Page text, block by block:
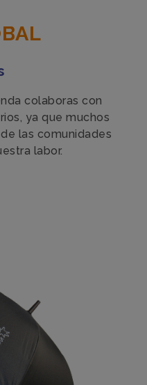
colaboras con
ya que muchos
las comunidades
labor.